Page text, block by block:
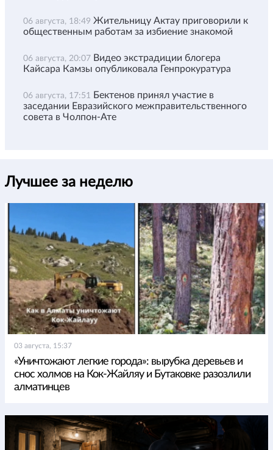
06 августа, 18:49 Жительницу Актау приговорили к
общественным работам за избиение знакомой
06 августа, 20:07 Видео экстрадиции блогера
Кайсара Камзы опубликовала Генпрокуратура
06 августа, 17:51 Бектенов принял участие в
заседании Евразийского межправительственного
совета в Чолпон-Ате
Лучшее за неделю
03 августа, 15:37
«Уничтожают легкие города»: вырубка деревьев и
снос холмов на Кок-Жайляу и Бутаковке разозлили
алматинцев